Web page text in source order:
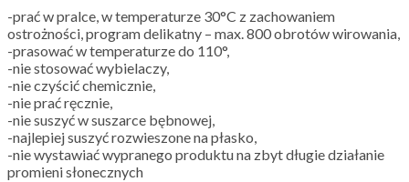
-prać w pralce, w temperaturze 30°C z zachowaniem
ostrożności, program delikatny – max. 800 obrotów wirowania,
-prasować w temperaturze do 110°,
-nie stosować wybielaczy,
-nie czyścić chemicznie,
-nie prać ręcznie,
-nie suszyć w suszarce bębnowej,
-najlepiej suszyć rozwieszone na płasko,
-nie wystawiać wypranego produktu na zbyt długie działanie
promieni słonecznych